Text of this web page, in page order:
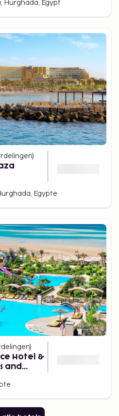
Hurghada, Egypt
)
Egypte
)
Hotel &
and